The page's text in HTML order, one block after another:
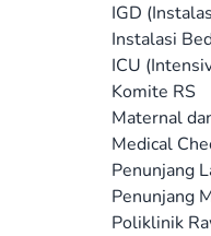
IGD
Instalasi
ICU
Komite RS
Maternal
Medical
Penunjang
Penunjang
Poliklinik